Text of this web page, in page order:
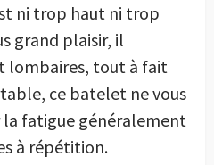
ni trop haut ni trop
grand plaisir, il
lombaires, tout à fait
ce batelet ne vous
fatigue généralement
à répétition.